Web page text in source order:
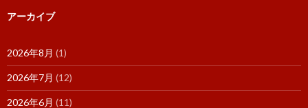
アーカイブ
2026年8月 (1)
2026年7月 (12)
2026年6月 (11)